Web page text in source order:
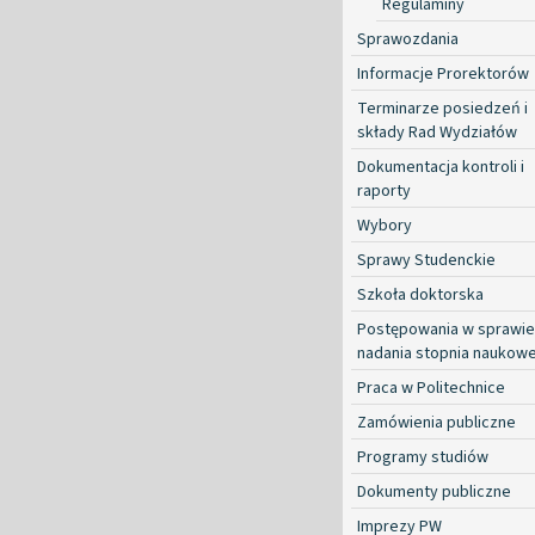
Sprawozdania
Informacje Prorektorów
Terminarze posiedzeń i
składy Rad Wydziałów
Dokumentacja kontroli i
raporty
Wybory
Sprawy Studenckie
Szkoła doktorska
Postępowania w sprawie
nadania stopnia
Praca w Politechnice
Zamówienia publiczne
Programy studiów
Dokumenty publiczne
Imprezy PW